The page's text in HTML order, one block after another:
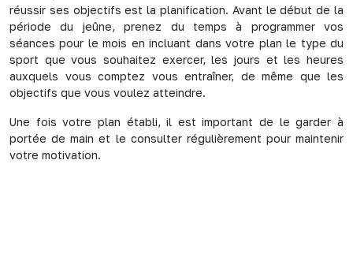
réussir ses objectifs est la planification. Avant le début de la
période du jeûne, prenez du temps à programmer vos
séances pour le mois en incluant dans votre plan le type du
sport que vous souhaitez exercer, les jours et les heures
auxquels vous comptez vous entraîner, de même que les
objectifs que vous voulez atteindre.
Une fois votre plan établi, il est important de le garder à
portée de main et le consulter régulièrement pour maintenir
votre motivation.